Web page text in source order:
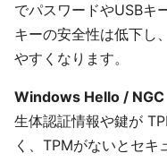
でパスワードやUSBキ
キーの安全性は低下し
やすくなります。
Windows Hello / NGC
生体認証情報や鍵が
く、TPMがないとセキ